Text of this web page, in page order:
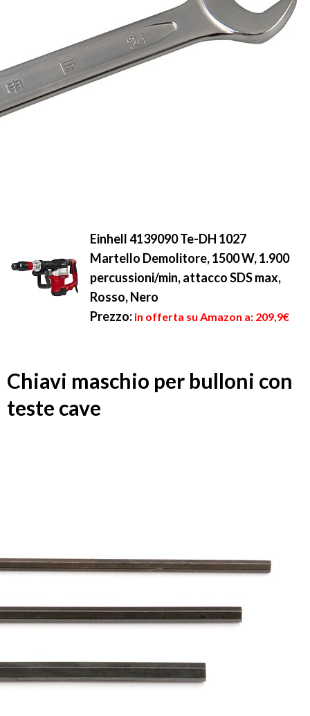
Einhell 4139090 Te-DH 1027
Martello Demolitore, 1500 W, 1.900
percussioni/min, attacco SDS max,
Rosso, Nero
Prezzo: in offerta su Amazon a: 209,9€
Chiavi maschio per bulloni con
teste cave